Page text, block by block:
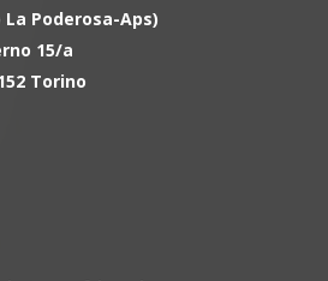
La Poderosa-Aps)
15/a
Torino